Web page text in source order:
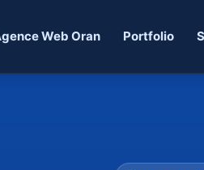
Web Oran Portfolio